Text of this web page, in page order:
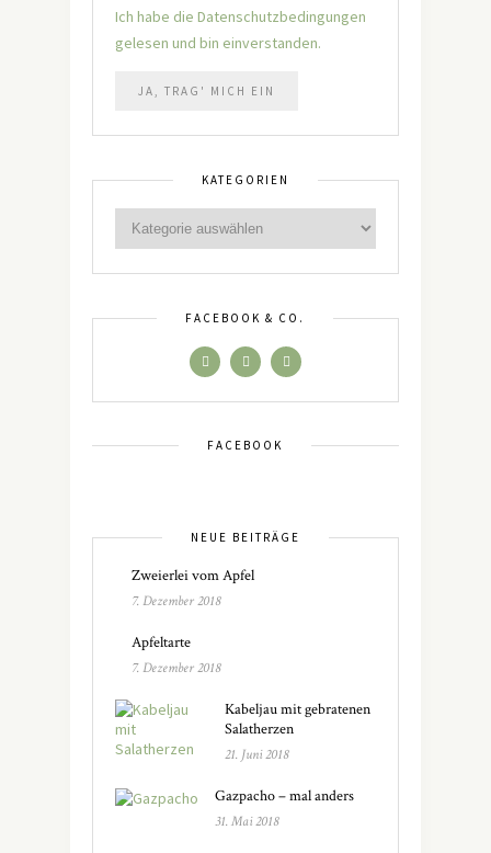
Ich habe die Datenschutzbedingungen
gelesen und bin einverstanden.
KATEGORIEN
FACEBOOK & CO.
FACEBOOK
NEUE BEITRÄGE
Zweierlei vom Apfel
7. Dezember 2018
Apfeltarte
7. Dezember 2018
Kabeljau mit gebratenen
Salatherzen
21. Juni 2018
Gazpacho – mal anders
31. Mai 2018